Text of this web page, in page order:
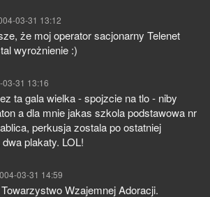
03-31 13:12
że moj operator sacjonarny Telenet
wyrożnienie :)
03-31 13:16
ta gala wielka - spojzcie na tlo - niby
a dla mnie jakas szkola podstawowa nr
perkusja zostala po ostatniej
plakaty. LOL!
03-31 14:59
Wzajemnej Adoracji.